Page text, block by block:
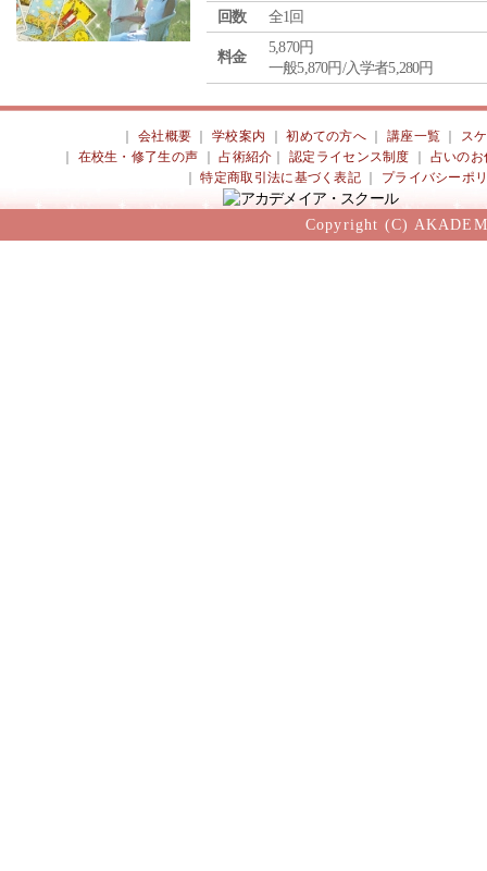
回数
全1回
料金
5,870円
一般5,870円/入学者5,280円
会社概要 ｜学校案内 ｜初めての方へ 講座一覧
ス
在校生・修了生の声 ｜占術紹介 ｜認定ライセンス制度
占いのお
｜特定商取引法に基づく表記 プライバシーポ
Copyright (C)